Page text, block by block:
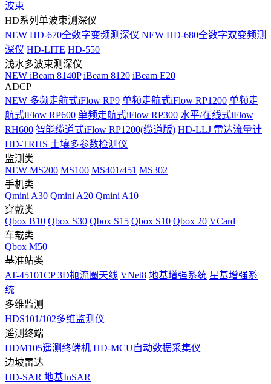
波束
HD系列单波束测深仪
NEW HD-670全数字变频测深仪 NEW HD-680全数字双变频测
深仪 HD-LITE HD-550
浅水多波束测深仪
NEW iBeam 8140P iBeam 8120 iBeam E20
ADCP
NEW 多频走航式iFlow RP9 单频走航式iFlow RP1200 单频走
航式iFlow RP600 单频走航式iFlow RP300 水平/在线式iFlow
RH600 智能缆道式iFlow RP1200(缆道版) HD-LLJ 雷达流量计
HD-TRHS 土壤多参数检测仪
监测类
NEW MS200 MS100 MS401/451 MS302
手机类
Qmini A30 Qmini A20 Qmini A10
穿戴类
Qbox B10 Qbox S30 Qbox S15 Qbox S10 Qbox 20 VCard
车载类
Qbox M50
基准站类
AT-45101CP 3D扼流圈天线 VNet8 地基增强系统 星基增强系
统
多维监测
HDS101/102多维监测仪
遥测终端
HDM105遥测终端机 HD-MCU自动数据采集仪
边坡雷达
HD-SAR 地基InSAR